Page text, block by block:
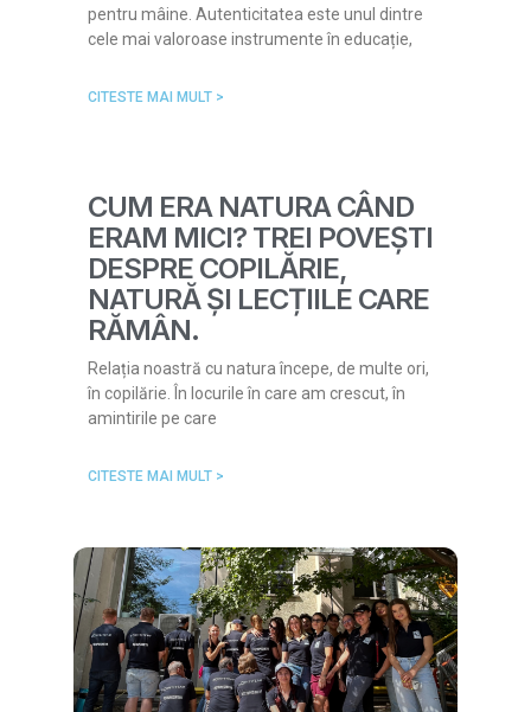
pentru mâine. Autenticitatea este unul dintre
cele mai valoroase instrumente în educație,
CITESTE MAI MULT >
CUM ERA NATURA CÂND
ERAM MICI? TREI POVEȘTI
DESPRE COPILĂRIE,
NATURĂ ȘI LECȚIILE CARE
RĂMÂN.
Relația noastră cu natura începe, de multe ori,
în copilărie. În locurile în care am crescut, în
amintirile pe care
CITESTE MAI MULT >